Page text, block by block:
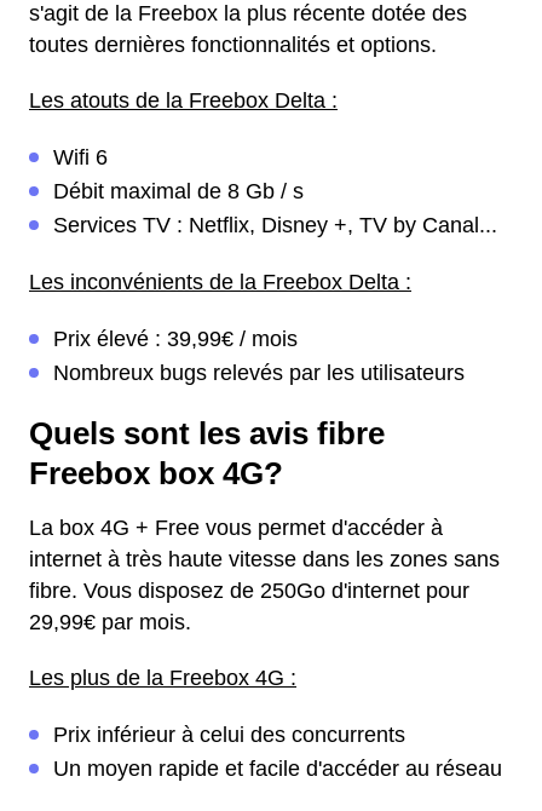
s'agit de la Freebox la plus récente dotée des
toutes dernières fonctionnalités et options.
Les atouts de la Freebox Delta :
Wifi 6
Débit maximal de 8 Gb / s
Services TV : Netflix, Disney +, TV by Canal...
Les inconvénients de la Freebox Delta :
Prix élevé : 39,99€ / mois
Nombreux bugs relevés par les utilisateurs
Quels sont les avis fibre
Freebox box 4G?
La box 4G + Free vous permet d'accéder à
internet à très haute vitesse dans les zones sans
fibre. Vous disposez de 250Go d'internet pour
29,99€ par mois.
Les plus de la Freebox 4G :
Prix inférieur à celui des concurrents
Un moyen rapide et facile d'accéder au réseau